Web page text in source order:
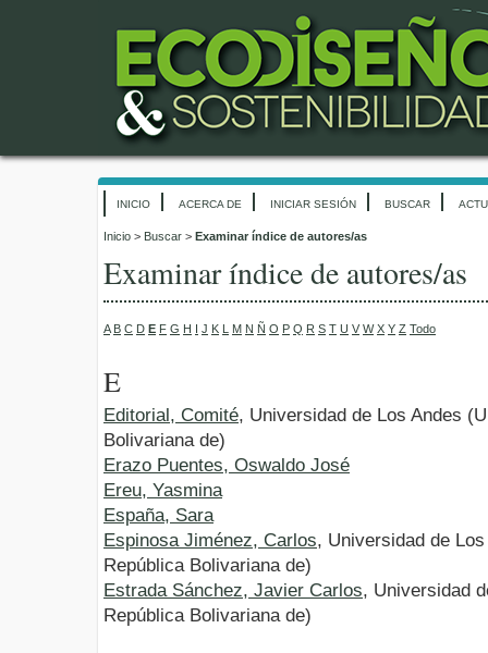
INICIO ACERCA DE INICIAR SESIÓN BUSCAR
Inicio > Buscar > Examinar índice de autores/as
Examinar índice de autores/as
A B C D E F G H I J K L M N Ñ O P Q R S T U V W X Y Z Todo
E
Editorial, Comité, Universidad de Los Andes
Bolivariana de)
Erazo Puentes, Oswaldo José
Ereu, Yasmina
España, Sara
Espinosa Jiménez, Carlos, Universidad de
República Bolivariana de)
Estrada Sánchez, Javier Carlos, Universidad
República Bolivariana de)